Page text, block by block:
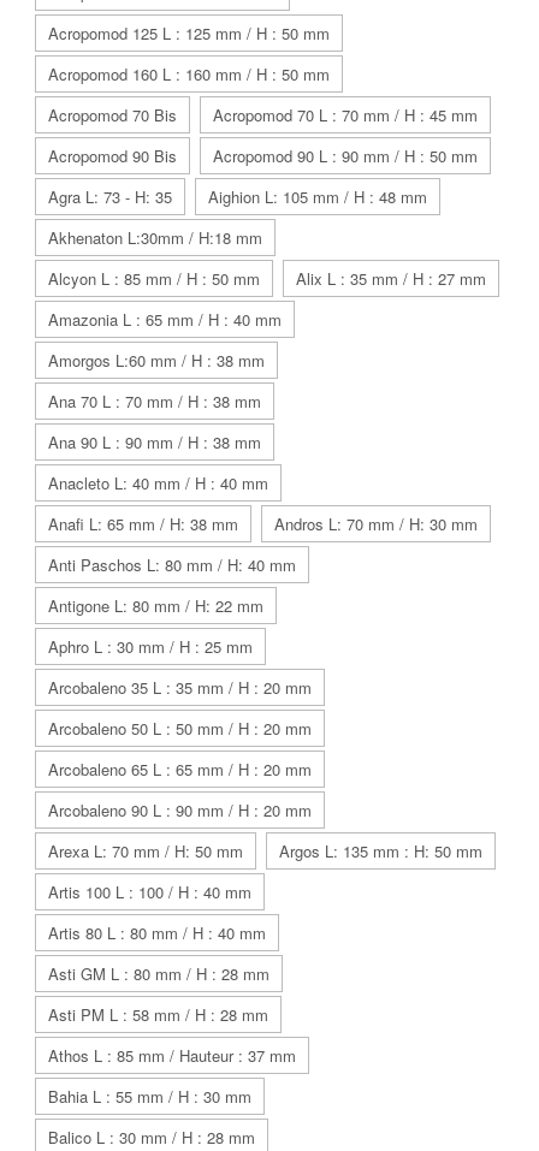
Acropomod 125 L : 125 mm / H : 50 mm
Acropomod 160 L : 160 mm / H : 50 mm
Acropomod 70 Bis
Acropomod 70 L : 70 mm / H : 45 mm
Acropomod 90 Bis
Acropomod 90 L : 90 mm / H : 50 mm
Agra L: 73 - H: 35
Aighion L: 105 mm / H : 48 mm
Akhenaton L:30mm / H:18 mm
Alcyon L : 85 mm / H : 50 mm
Alix L : 35 mm / H : 27 mm
Amazonia L : 65 mm / H : 40 mm
Amorgos L:60 mm / H : 38 mm
Ana 70 L : 70 mm / H : 38 mm
Ana 90 L : 90 mm / H : 38 mm
Anacleto L: 40 mm / H : 40 mm
Anafi L: 65 mm / H: 38 mm
Andros L: 70 mm / H: 30 mm
Anti Paschos L: 80 mm / H: 40 mm
Antigone L: 80 mm / H: 22 mm
Aphro L : 30 mm / H : 25 mm
Arcobaleno 35 L : 35 mm / H : 20 mm
Arcobaleno 50 L : 50 mm / H : 20 mm
Arcobaleno 65 L : 65 mm / H : 20 mm
Arcobaleno 90 L : 90 mm / H : 20 mm
Arexa L: 70 mm / H: 50 mm
Argos L: 135 mm : H: 50 mm
Artis 100 L : 100 / H : 40 mm
Artis 80 L : 80 mm / H : 40 mm
Asti GM L : 80 mm / H : 28 mm
Asti PM L : 58 mm / H : 28 mm
Athos L : 85 mm / Hauteur : 37 mm
Bahia L : 55 mm / H : 30 mm
Balico L : 30 mm / H : 28 mm